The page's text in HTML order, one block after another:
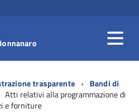
trasparente
Bandi di
Atti relativi alla programmazione di
e forniture